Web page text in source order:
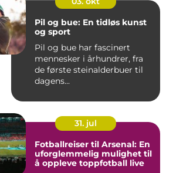
Pil og bue: En tidløs kunst
og sport
Pil og bue har fascinert
mennesker i århundrer, fra
de første steinalderbuer til
dagens...
31. jul
Fotballreiser til Arsenal: En
uforglemmelig mulighet til
å oppleve toppfotball live